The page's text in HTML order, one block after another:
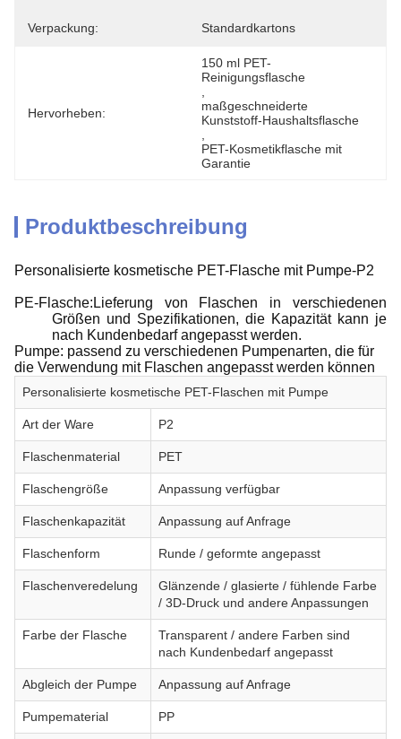
Verpackung: Standardkartons
Hervorheben:
150 ml PET-
Reinigungsflasche
maßgeschneiderte
Kunststoff-Haushaltsflasche
PET-Kosmetikflasche mit
Garantie
Produktbeschreibung
Personalisierte kosmetische PET-Flasche mit Pumpe-P2
PE-Flasche:Lieferung von Flaschen in verschiedenen
Größen und Spezifikationen, die Kapazität kann je
nach Kundenbedarf angepasst werden.
Pumpe: passend zu verschiedenen Pumpenarten, die für
die Verwendung mit Flaschen angepasst werden können
Personalisierte kosmetische PET-Flaschen mit Pumpe
Art der Ware P2
Flaschenmaterial PET
Flaschengröße Anpassung verfügbar
Flaschenkapazität Anpassung auf Anfrage
Flaschenform Runde / geformte angepasst
Flaschenveredelung
Glänzende / glasierte / fühlende Farbe
/ 3D-Druck und andere Anpassungen
Farbe der Flasche
Transparent / andere Farben sind
nach Kundenbedarf angepasst
Abgleich der Pumpe Anpassung auf Anfrage
Pumpematerial PP